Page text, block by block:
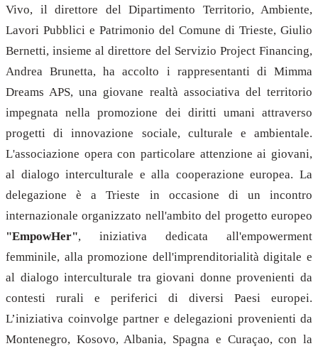
Vivo, il direttore del Dipartimento Territorio, Ambiente,
Lavori Pubblici e Patrimonio del Comune di Trieste, Giulio
Bernetti, insieme al direttore del Servizio Project Financing,
Andrea Brunetta, ha accolto i rappresentanti di Mimma
Dreams APS, una giovane realtà associativa del territorio
impegnata nella promozione dei diritti umani attraverso
progetti di innovazione sociale, culturale e ambientale.
L'associazione opera con particolare attenzione ai giovani,
al dialogo interculturale e alla cooperazione europea. La
delegazione è a Trieste in occasione di un incontro
internazionale organizzato nell'ambito del progetto europeo
"EmpowHer", iniziativa dedicata all'empowerment
femminile, alla promozione dell'imprenditorialità digitale e
al dialogo interculturale tra giovani donne provenienti da
contesti rurali e periferici di diversi Paesi europei.
L’iniziativa coinvolge partner e delegazioni provenienti da
Montenegro, Kosovo, Albania, Spagna e Curaçao, con la